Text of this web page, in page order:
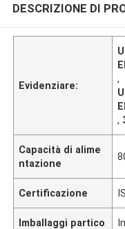
DESCRIZIONE DI
Evidenziare:
,
,
Capacità di alime
ntazione
Certificazione
Imballaggi partico